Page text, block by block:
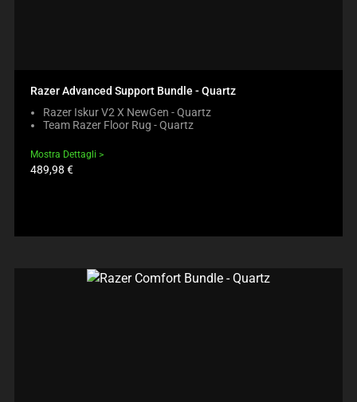
Razer Advanced Support Bundle - Quartz
Razer Iskur V2 X NewGen - Quartz
Team Razer Floor Rug - Quartz
Mostra Dettagli
Prezzo
prodotto:
489,98 €